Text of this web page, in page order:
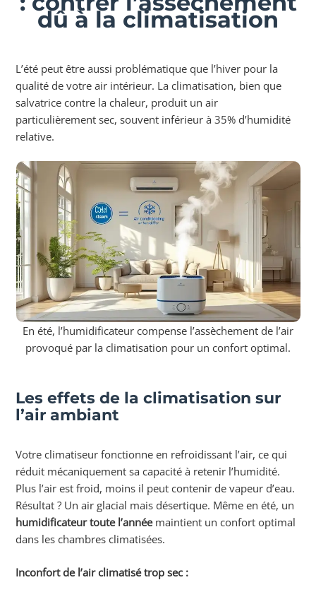
dû à la climatisation
L’été peut être aussi problématique que l’hiver pour la
qualité de votre air intérieur. La climatisation, bien que
salvatrice contre la chaleur, produit un air
particulièrement sec, souvent inférieur à 35% d’humidité
relative.
En été, l’humidificateur compense l’assèchement de l’air
provoqué par la climatisation pour un confort optimal.
Les effets de la climatisation sur
l’air ambiant
Votre climatiseur fonctionne en refroidissant l’air, ce qui
réduit mécaniquement sa capacité à retenir l’humidité.
Plus l’air est froid, moins il peut contenir de vapeur d’eau.
Résultat ? Un air glacial mais désertique. Même en été, un
humidificateur toute l’annéemaintient un confort optimal
dans les chambres climatisées.
Inconfort de l’air climatisé trop sec :